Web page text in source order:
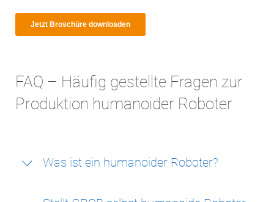
FAQ – Häufig gestellte Fragen zur
Produktion humanoider Roboter
Was ist ein humanoider Roboter?